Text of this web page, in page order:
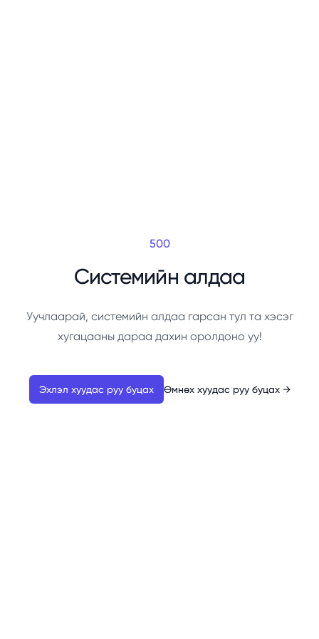
500
Системийн алдаа
Уучлаарай, системийн алдаа гарсан тул та хэсэг
хугацааны дараа дахин оролдоно уу!
Эхлэл хуудас руу буцах Өмнөх хуудас руу буцах →